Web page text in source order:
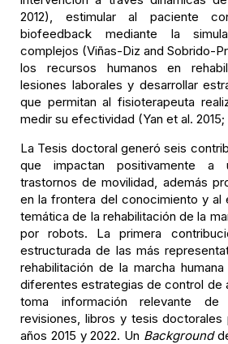
2012), estimular al paciente
biofeedback mediante la
complejos (Viñas-Diz and Sobrido-
los recursos humanos en
lesiones laborales y desarrollar
que permitan al fisioterapeuta
medir su efectividad (Yan et al.
La Tesis doctoral generó seis
que impactan positivamente a
trastornos de movilidad, además
en la frontera del conocimiento y al
temática de la rehabilitación de la
por robots. La primera
estructurada de las más
rehabilitación de la marcha
diferentes estrategias de control de
toma información relevante de
revisiones, libros y tesis doctorales
años 2015 y 2022. Un Background